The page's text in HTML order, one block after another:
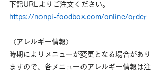
下記URLよりご注文ください。
https://nonpi-foodbox.com/online/order
〈アレルギー情報〉
時期によりメニューが変更となる場合があり
ますので、各メニューのアレルギー情報は注